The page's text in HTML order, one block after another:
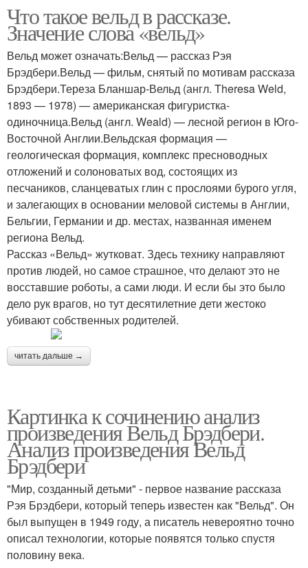
Что такое вельд в рассказе.
Значение слова «вельд»
Вельд может означать:Вельд — рассказ Рэя
Брэдбери.Вельд — фильм, снятый по мотивам рассказа
Брэдбери.Тереза Бланшар-Вельд (англ. Theresa Weld,
1893 — 1978) — американская фигуристка-
одиночница.Вельд (англ. Weald) — лесной регион в Юго-
Восточной Англии.Вельдская формация —
геологическая формация, комплекс пресноводных
отложений и солоноватых вод, состоящих из
песчаников, сланцеватых глин с прослоями бурого угля,
и залегающих в основании меловой системы в Англии,
Бельгии, Германии и др. местах, названная именем
региона Вельд.
Рассказ «Вельд» жутковат. Здесь технику направляют
против людей, но самое страшное, что делают это не
восставшие роботы, а сами люди. И если бы это было
дело рук врагов, но тут десятилетние дети жестоко
убивают собственных родителей.
читать дальше →
Картинка к сочинению анализ
произведения Вельд Брэдбери.
Анализ произведения Вельд
Брэдбери
"Мир, созданный детьми" - первое название рассказа
Рэя Брэдбери, который теперь известен как "Вельд". Он
был выпущен в 1949 году, а писатель невероятно точно
описал технологии, которые появятся только спустя
половину века.